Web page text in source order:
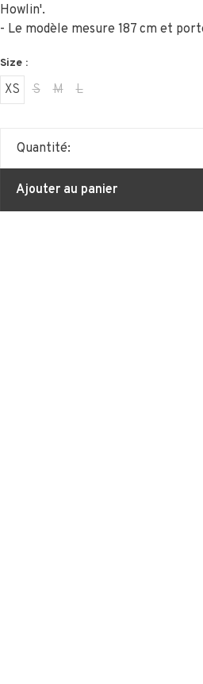
Howlin'.
- Le modèle mesure 187 cm et
Size :
XS S M L
Quantité:
Ajouter au panier